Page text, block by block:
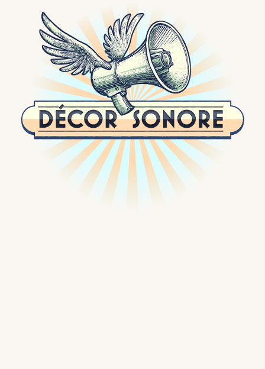
Passer
au
contenu